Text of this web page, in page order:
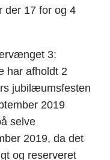
der 17 for og 4
3:
har afholdt 2
jubilæumsfesten
2019
selve
2019, da det
og reserveret